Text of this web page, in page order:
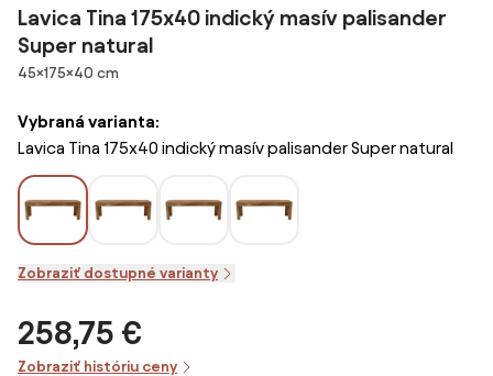
Lavica Tina 175x40 indický masív palisander
Super natural
Rozmery
45×175×40 cm
Vybraná varianta:
Lavica Tina 175x40 indický masív palisander Super natural
Zobraziť dostupné varianty
258,75 €
Zobraziť históriu ceny